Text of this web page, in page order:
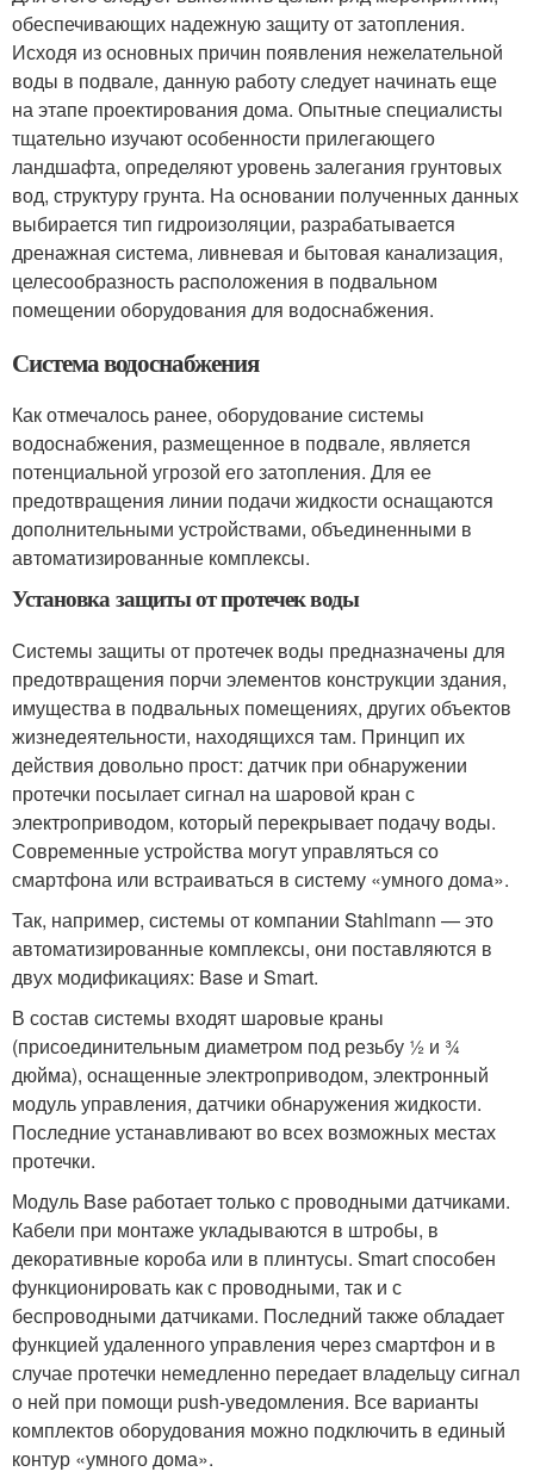
обеспечивающих надежную защиту от затопления.
Исходя из основных причин появления нежелательной
воды в подвале, данную работу следует начинать еще
на этапе проектирования дома. Опытные специалисты
тщательно изучают особенности прилегающего
ландшафта, определяют уровень залегания грунтовых
вод, структуру грунта. На основании полученных данных
выбирается тип гидроизоляции, разрабатывается
дренажная система, ливневая и бытовая канализация,
целесообразность расположения в подвальном
помещении оборудования для водоснабжения.
Система водоснабжения
Как отмечалось ранее, оборудование системы
водоснабжения, размещенное в подвале, является
потенциальной угрозой его затопления. Для ее
предотвращения линии подачи жидкости оснащаются
дополнительными устройствами, объединенными в
автоматизированные комплексы.
Установка защиты от протечек воды
Системы защиты от протечек воды предназначены для
предотвращения порчи элементов конструкции здания,
имущества в подвальных помещениях, других объектов
жизнедеятельности, находящихся там. Принцип их
действия довольно прост: датчик при обнаружении
протечки посылает сигнал на шаровой кран с
электроприводом, который перекрывает подачу воды.
Современные устройства могут управляться со
смартфона или встраиваться в систему «умного дома».
Так, например, системы от компании Stahlmann — это
автоматизированные комплексы, они поставляются в
двух модификациях: Base и Smart.
В состав системы входят шаровые краны
(присоединительным диаметром под резьбу ½ и ¾
дюйма), оснащенные электроприводом, электронный
модуль управления, датчики обнаружения жидкости.
Последние устанавливают во всех возможных местах
протечки.
Модуль Base работает только с проводными датчиками.
Кабели при монтаже укладываются в штробы, в
декоративные короба или в плинтусы. Smart способен
функционировать как с проводными, так и с
беспроводными датчиками. Последний также обладает
функцией удаленного управления через смартфон и в
случае протечки немедленно передает владельцу сигнал
о ней при помощи push-уведомления. Все варианты
комплектов оборудования можно подключить в единый
контур «умного дома».